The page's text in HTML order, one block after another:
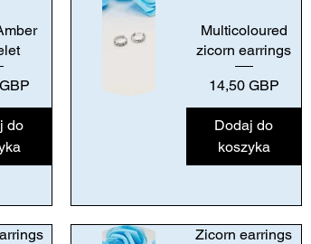
do
Multicoloured
zicorn earrings
Cena
14,50 GBP
Dodaj do
koszyka
Zicorn earrings